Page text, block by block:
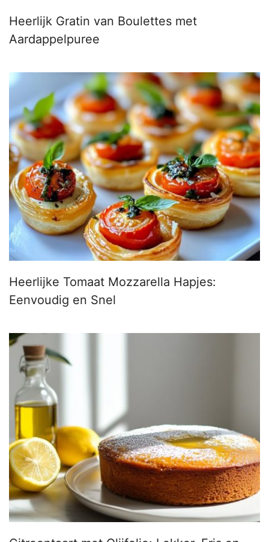
Heerlijk Gratin van Boulettes met
Aardappelpuree
Heerlijke Tomaat Mozzarella Hapjes:
Eenvoudig en Snel